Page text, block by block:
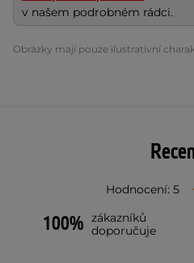
v našem podrobném rádci.
Obrázky mají pouze ilustrativní
Hodnocení: 5
100% zákazníků
doporučuje